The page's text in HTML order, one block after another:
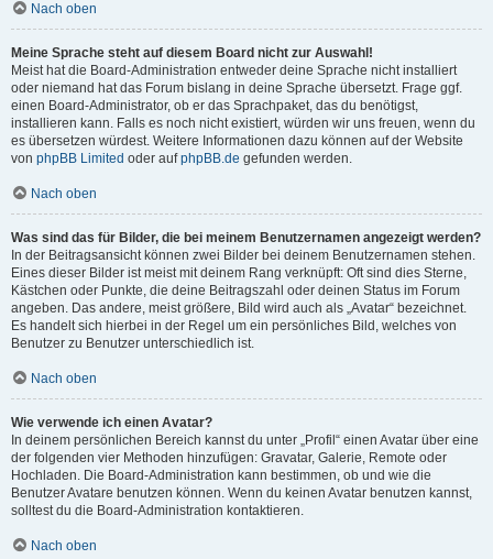
Nach oben
Meine Sprache steht auf diesem Board nicht zur Auswahl!
Meist hat die Board-Administration entweder deine Sprache nicht installiert
oder niemand hat das Forum bislang in deine Sprache übersetzt. Frage ggf.
einen Board-Administrator, ob er das Sprachpaket, das du benötigst,
installieren kann. Falls es noch nicht existiert, würden wir uns freuen, wenn du
es übersetzen würdest. Weitere Informationen dazu können auf der Website
von phpBB Limited oder aufphpBB.de gefunden werden.
Nach oben
Was sind das für Bilder, die bei meinem Benutzernamen angezeigt werden?
In der Beitragsansicht können zwei Bilder bei deinem Benutzernamen stehen.
Eines dieser Bilder ist meist mit deinem Rang verknüpft: Oft sind dies Sterne,
Kästchen oder Punkte, die deine Beitragszahl oder deinen Status im Forum
angeben. Das andere, meist größere, Bild wird auch als „Avatar“ bezeichnet.
Es handelt sich hierbei in der Regel um ein persönliches Bild, welches von
Benutzer zu Benutzer unterschiedlich ist.
Nach oben
Wie verwende ich einen Avatar?
In deinem persönlichen Bereich kannst du unter „Profil“ einen Avatar über eine
der folgenden vier Methoden hinzufügen: Gravatar, Galerie, Remote oder
Hochladen. Die Board-Administration kann bestimmen, ob und wie die
Benutzer Avatare benutzen können. Wenn du keinen Avatar benutzen kannst,
solltest du die Board-Administration kontaktieren.
Nach oben